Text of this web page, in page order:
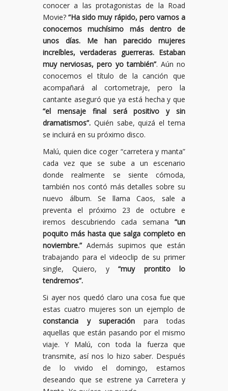
conocer a las protagonistas de la Road
Movie? “Ha sido muy rápido, pero vamos a
conocernos muchísimo más dentro de
unos días. Me han parecido mujeres
increíbles, verdaderas guerreras. Estaban
muy nerviosas, pero yo también”. Aún no
conocemos el título de la canción que
acompañará al cortometraje, pero la
cantante aseguró que ya está hecha y que
“el mensaje final será positivo y sin
dramatismos”. Quién sabe, quizá el tema
se incluirá en su próximo disco.
Malú, quien dice coger “carretera y manta”
cada vez que se sube a un escenario
donde realmente se siente cómoda,
también nos contó más detalles sobre su
nuevo álbum. Se llama Caos, sale a
preventa el próximo 23 de octubre e
iremos descubriendo cada semana “un
poquito más hasta que salga completo en
noviembre.” Además supimos que están
trabajando para el videoclip de su primer
single, Quiero, y“muy prontito lo
tendremos”.
Si ayer nos quedó claro una cosa fue que
estas cuatro mujeres son un ejemplo de
constancia y superación para todas
aquellas que están pasando por el mismo
viaje. Y Malú, con toda la fuerza que
transmite, así nos lo hizo saber. Después
de lo vivido el domingo, estamos
deseando que se estrene ya Carretera y